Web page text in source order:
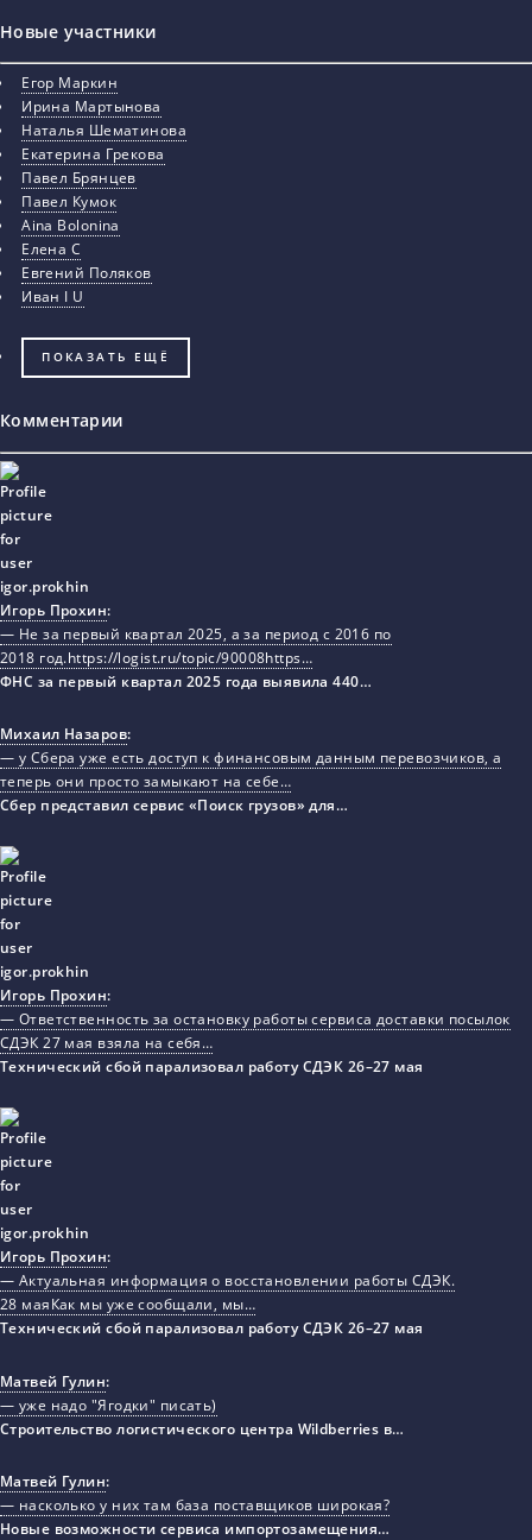
Новые участники
Егор Маркин
Ирина Мартынова
Наталья Шематинова
Екатерина Грекова
Павел Брянцев
Павел Кумок
Aina Bolonina
Елена С
Евгений Поляков
Иван I U
ПОКАЗАТЬ ЕЩЁ
Комментарии
Игорь Прохин:
— Не за первый квартал 2025, а за период с 2016 по
2018 год.https://logist.ru/topic/90008https…
ФНС за первый квартал 2025 года выявила 440…
Михаил Назаров:
— у Сбера уже есть доступ к финансовым данным перевозчиков, а
теперь они просто замыкают на себе…
Сбер представил сервис «Поиск грузов» для…
Игорь Прохин:
— Ответственность за остановку работы сервиса доставки посылок
СДЭК 27 мая взяла на себя…
Технический сбой парализовал работу СДЭК 26–27 мая
Игорь Прохин:
— Актуальная информация о восстановлении работы СДЭК.
28 маяКак мы уже сообщали, мы…
Технический сбой парализовал работу СДЭК 26–27 мая
Матвей Гулин:
— уже надо "Ягодки" писать)
Строительство логистического центра Wildberries в…
Матвей Гулин:
— насколько у них там база поставщиков широкая?
Новые возможности сервиса импортозамещения…